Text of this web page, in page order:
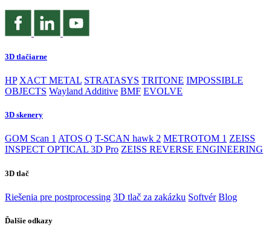
3D tlačiarne
HP XACT METAL STRATASYS TRITONE IMPOSSIBLE
OBJECTS Wayland Additive BMF EVOLVE
3D skenery
GOM Scan 1 ATOS Q T-SCAN hawk 2 METROTOM 1 ZEISS
INSPECT OPTICAL 3D Pro ZEISS REVERSE ENGINEERING
3D tlač
Riešenia pre postprocessing 3D tlač za zakázku Softvér Blog
Ďalšie odkazy